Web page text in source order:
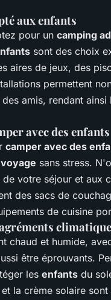
aux enfants
pour un camping
sont des choix
aires de jeux, des
permettent
amis, rendant ainsi
avec des enfants
camper avec des
voyage sans stress.
de votre séjour et aux
des sacs de
de cuisine
chaud et humide,
être éprouvants.
les enfants du
la crème solaire